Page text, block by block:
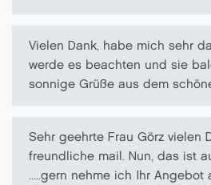
Vielen Dank, habe mich sehr
werde es beachten und sie
sonnige Grüße aus dem
Sehr geehrte Frau Görz vielen
freundliche mail. Nun, das ist
.....gern nehme ich Ihr Angebot